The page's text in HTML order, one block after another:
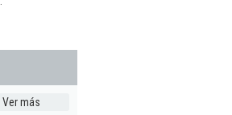
Ver más